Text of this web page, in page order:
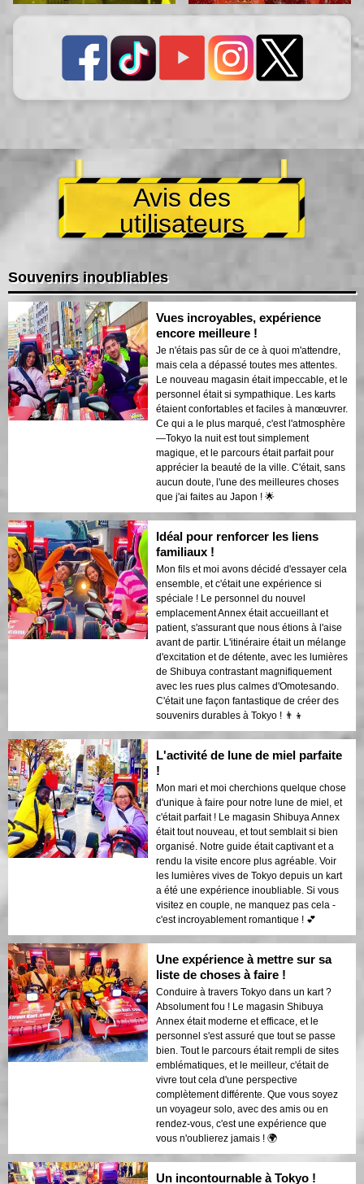
Avis des
utilisateurs
Souvenirs inoubliables
Vues incroyables, expérience
encore meilleure !
Je n'étais pas sûr de ce à quoi m'attendre,
mais cela a dépassé toutes mes attentes.
Le nouveau magasin était impeccable, et le
personnel était si sympathique. Les karts
étaient confortables et faciles à manœuvrer.
Ce qui a le plus marqué, c'est l'atmosphère
—Tokyo la nuit est tout simplement
magique, et le parcours était parfait pour
apprécier la beauté de la ville. C'était, sans
aucun doute, l'une des meilleures choses
que j'ai faites au Japon ! 🌟
Idéal pour renforcer les liens
familiaux !
Mon fils et moi avons décidé d'essayer cela
ensemble, et c'était une expérience si
spéciale ! Le personnel du nouvel
emplacement Annex était accueillant et
patient, s'assurant que nous étions à l'aise
avant de partir. L'itinéraire était un mélange
d'excitation et de détente, avec les lumières
de Shibuya contrastant magnifiquement
avec les rues plus calmes d'Omotesando.
C'était une façon fantastique de créer des
souvenirs durables à Tokyo ! 👨‍👦
L'activité de lune de miel parfaite
!
Mon mari et moi cherchions quelque chose
d'unique à faire pour notre lune de miel, et
c'était parfait ! Le magasin Shibuya Annex
était tout nouveau, et tout semblait si bien
organisé. Notre guide était captivant et a
rendu la visite encore plus agréable. Voir
les lumières vives de Tokyo depuis un kart
a été une expérience inoubliable. Si vous
visitez en couple, ne manquez pas cela -
c'est incroyablement romantique ! 💕
Une expérience à mettre sur sa
liste de choses à faire !
Conduire à travers Tokyo dans un kart ?
Absolument fou ! Le magasin Shibuya
Annex était moderne et efficace, et le
personnel s'est assuré que tout se passe
bien. Tout le parcours était rempli de sites
emblématiques, et le meilleur, c'était de
vivre tout cela d'une perspective
complètement différente. Que vous soyez
un voyageur solo, avec des amis ou en
rendez-vous, c'est une expérience que
vous n'oublierez jamais ! 🌍
Un incontournable à Tokyo !